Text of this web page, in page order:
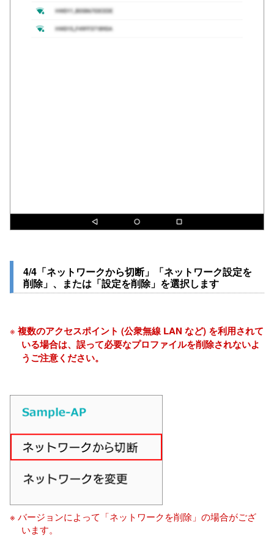
4/4「ネットワークから切断」「ネットワーク設定を
削除」、または「設定を削除」を選択します
※ 複数のアクセスポイント (公衆無線 LAN など) を利用されて
いる場合は、誤って必要なプロファイルを削除されないよ
うご注意ください。
※ バージョンによって「ネットワークを削除」の場合がござ
います。